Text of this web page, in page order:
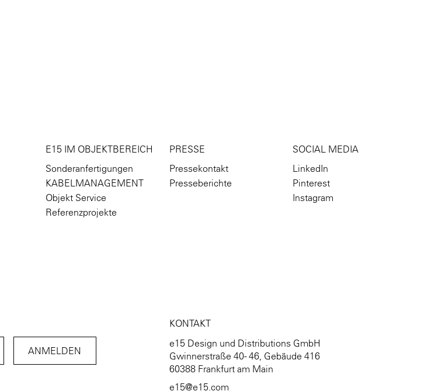
E15 IM OBJEKTBEREICH
Sonderanfertigungen
KABELMANAGEMENT
Objekt Service
Referenzprojekte
PRESSE
Pressekontakt
Presseberichte
SOCIAL MEDIA
LinkedIn
Pinterest
Instagram
KONTAKT
e15 Design und Distributions GmbH
Gwinnerstraße 40 - 46, Gebäude 416
60388 Frankfurt am Main
e15@e15.com